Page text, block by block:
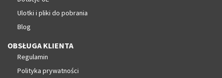
Ulotki i pliki do pobrania
Blog
OBSŁUGA KLIENTA
Regulamin
Polityka prywatności